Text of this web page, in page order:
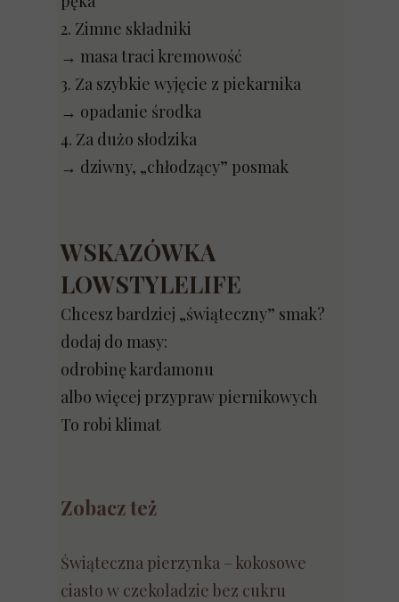
2. Zimne składniki
→ masa traci kremowość
3. Za szybkie wyjęcie z piekarnika
→ opadanie środka
4. Za dużo słodzika
→ dziwny, „chłodzący” posmak
WSKAZÓWKA
LOWSTYLELIFE
Chcesz bardziej „świąteczny” smak?
dodaj do masy:
odrobinę kardamonu
albo więcej przypraw piernikowych
To robi klimat
Zobacz też
Świąteczna pierzynka – kokosowe
ciasto w czekoladzie bez cukru